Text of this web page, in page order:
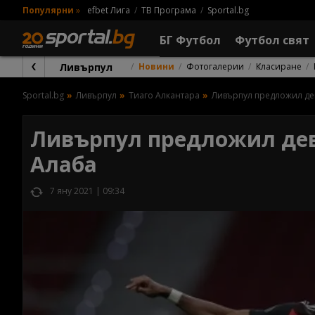
Популярни » efbet Лига ТВ Програма Sportal.bg
БГ Футбол Футбол свят
Ливърпул Новини Фотогалерии Класиране
Sportal.bg Ливърпул Тиаго Алкантара Ливърпул предложил
Ливърпул предложил
Алаба
7 яну 2021 | 09:34